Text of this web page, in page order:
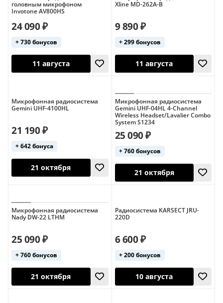
21 октября
головным микрофоном
Invotone AV800HS
24 090 ₽
+ 730 бонусов
Xline MD-262A-B
9 890 ₽
+ 299 бонусов
Микрофонная радиосистема
Gemini UHF-4100HL
21 190 ₽
+ 642 бонуса
Микрофонная радиосистема
Gemini UHF-04HL 4-Channel
Wireless Headset/Lavalier Combo
System S1234
25 090 ₽
+ 760 бонусов
Микрофонная радиосистема
Nady DW-22 LTHM
25 090 ₽
+ 760 бонусов
Радиосистема KARSECT JRU-
220D
6 600 ₽
+ 200 бонусов